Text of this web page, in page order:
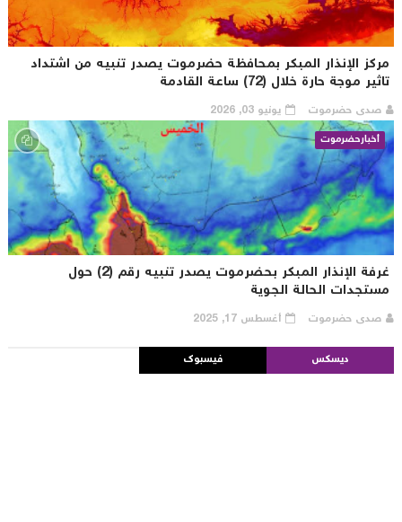
الإنذار المبكر بمحافظة حضرموت يصدر تنبيه من اشتداد
موجة حارة خلال (72) ساعة القادمة
صدى حضرموت
يونيو 03, 2026
أخبارحضرموت
غرفة الإنذار المبكر بحضرموت يصدر تنبيه رقم (2) حول
الحالة الجوية
صدى حضرموت أغسطس 17, 2025
ديسكس فيسبوك